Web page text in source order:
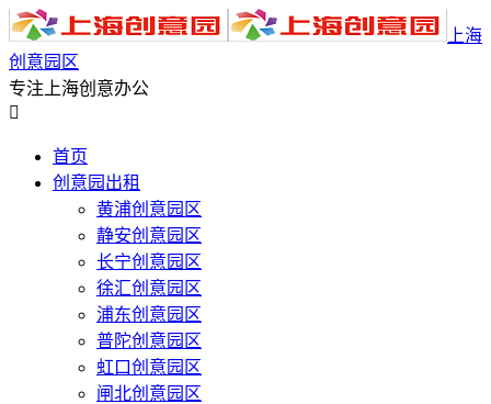
上海
创意园区
专注上海创意办公

首页
创意园出租
黄浦创意园区
静安创意园区
长宁创意园区
徐汇创意园区
浦东创意园区
普陀创意园区
虹口创意园区
闸北创意园区